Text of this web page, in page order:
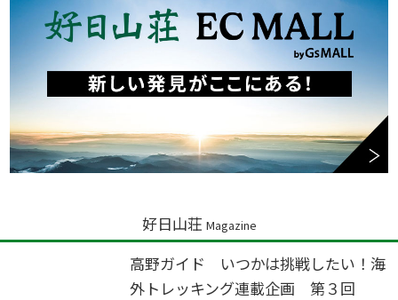
好日山荘 Magazine
高野ガイド いつかは挑戦したい！海
外トレッキング連載企画 第３回